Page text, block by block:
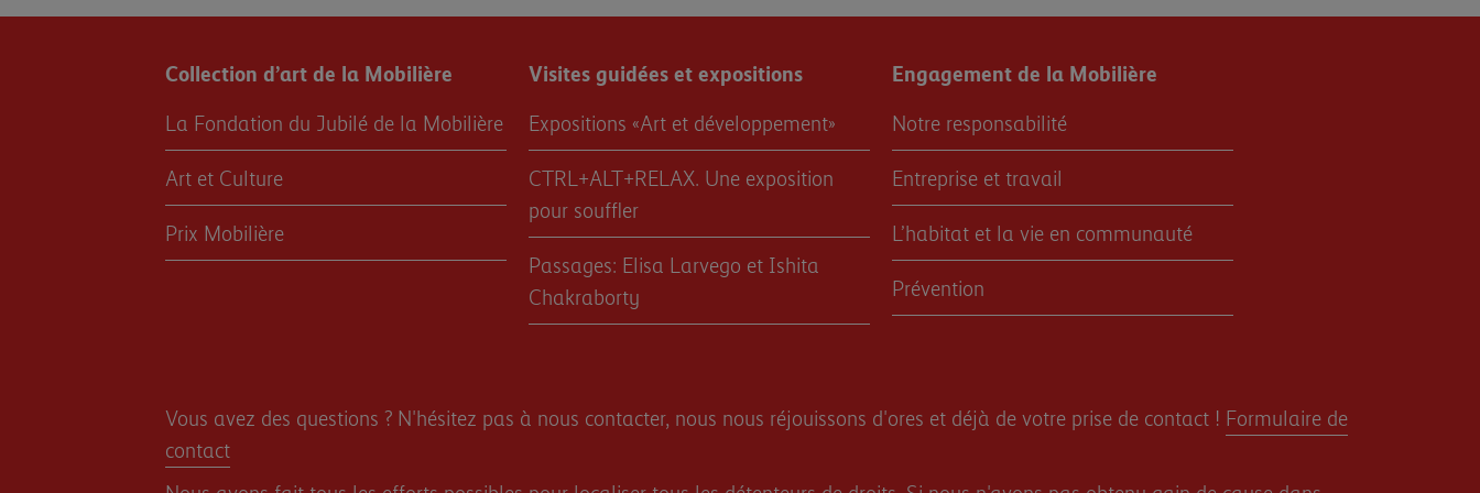
Collection d’art de la Mobilière
La Fondation du Jubilé de la Mobilière
Art et Culture
Prix Mobilière
Visites guidées et expositions
Expositions «Art et développement»
CTRL+ALT+RELAX. Une exposition
pour souffler
Passages: Elisa Larvego et Ishita
Chakraborty
Engagement de la Mobilière
Notre responsabilité
Entreprise et travail
L’habitat et la vie en communauté
Prévention
Vous avez des questions ? N'hésitez pas à nous contacter, nous nous réjouissons d'ores et déjà de votre prise de contact ! Formulaire de
contact